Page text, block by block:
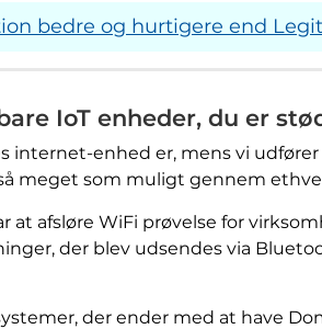
bedre og hurtigere end
IoT enheder, du er
enhed er, mens vi
meget som muligt gennem
at afsløre WiFi prøvelse for
der blev udsendes via
der ender med at have